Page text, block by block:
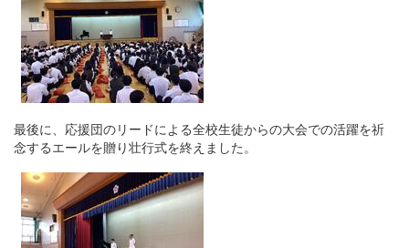
最後に、応援団のリードによる全校生徒からの大会での活躍を祈
念するエールを贈り壮行式を終えました。